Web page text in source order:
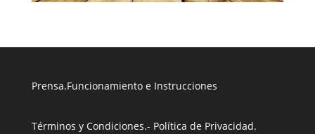
Prensa.Funcionamiento e Instrucciones
Términos y Condiciones.- Política de Privacidad.